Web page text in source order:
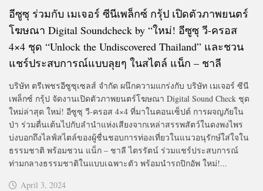
อีซูซุ ร่วมกับ เมเจอร์ ซีนีเพล็กซ์ กรุ้ป เปิดตัวภาพยนตร์
โฆษณา Digital Soundcheck by “ใหม่! อีซูซุ วี-ครอส
4×4 ชุด “Unlock the Undiscovered Thailand” และชวน
แชร์ประสบการณ์แบบลุยๆ ในสไตล์ แน็ก – ชาลี
บริษัท ตรีเพชรอีซูซุเซลส์ จำกัด ผนึกความแกร่งกับ บริษัท เมเจอร์ ซีนี
เพล็กซ์ กรุ้ป จัดงานเปิดตัวภาพยนตร์โฆษณา Digital Sound Check ชุด
ใหม่ล่าสุด ใหม่! อีซูซุ วี-ครอส 4×4 ที่มาในคอนเซ็ปต์ การผจญภัยใน
ป่า ร่วมตื่นเต้นไปกับลำนำแห่งเสียงจากเหล่าสรรพสัตว์ในดงพงไพร
บ่งบอกถึงไลฟ์สไตล์ของผู้ชื่นชอบการท่องเที่ยวในแนวอนุรักษ์ใส่ใจใน
ธรรมชาติ พร้อมชวน แน็ก – ชาลี ไตรรัตน์ ร่วมแชร์ประสบการณ์
ท่ามกลางธรรมชาติในแบบเฉพาะตัว พร้อมนำรถปิกอัพ ใหม่!...
April 3, 2024